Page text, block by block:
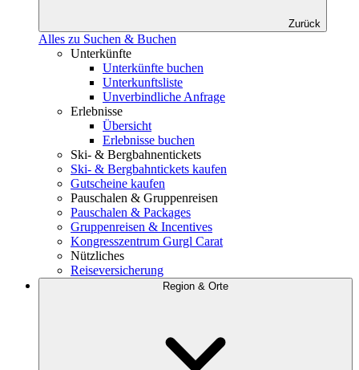
Zurück
Alles zu Suchen & Buchen
Unterkünfte
Unterkünfte buchen
Unterkunftsliste
Unverbindliche Anfrage
Erlebnisse
Übersicht
Erlebnisse buchen
Ski- & Bergbahnentickets
Ski- & Bergbahntickets kaufen
Gutscheine kaufen
Pauschalen & Gruppenreisen
Pauschalen & Packages
Gruppenreisen & Incentives
Kongresszentrum Gurgl Carat
Nützliches
Reiseversicherung
Region & Orte